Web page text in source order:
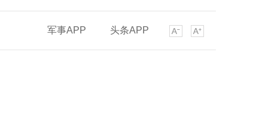
军事APP 头条APP